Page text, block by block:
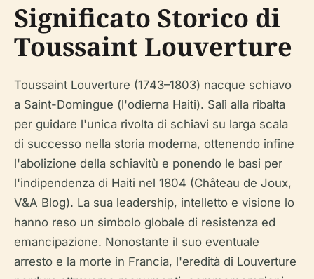
Significato Storico di
Toussaint Louverture
Toussaint Louverture (1743–1803) nacque schiavo
a Saint-Domingue (l'odierna Haiti). Salì alla ribalta
per guidare l'unica rivolta di schiavi su larga scala
di successo nella storia moderna, ottenendo infine
l'abolizione della schiavitù e ponendo le basi per
l'indipendenza di Haiti nel 1804 (Château de Joux,
V&A Blog). La sua leadership, intelletto e visione lo
hanno reso un simbolo globale di resistenza ed
emancipazione. Nonostante il suo eventuale
arresto e la morte in Francia, l'eredità di Louverture